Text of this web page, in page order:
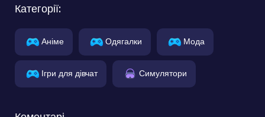
Категорії:
Аніме Одягалки Мода
Ігри для дівчат Симулятори